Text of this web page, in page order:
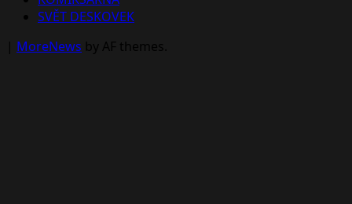
SVĚT DESKOVEK
| MoreNews by AF themes.